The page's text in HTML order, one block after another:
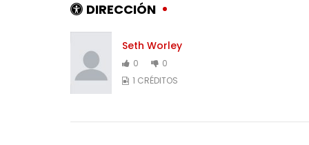
DIRECCIÓN
Seth Worley
0
0
1 CRÉDITOS